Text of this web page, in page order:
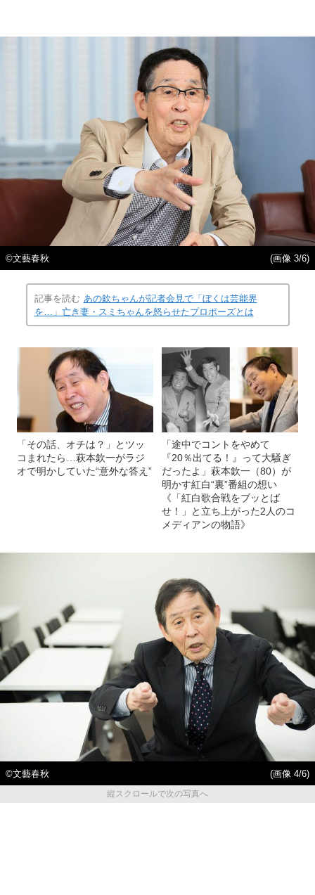
©文藝春秋 (画像 3/6)
記事を読む あの欽ちゃんが記者会見で「ぼくは芸能界
を…」亡き妻・スミちゃんを怒らせたプロポーズとは
「その話、オチは？」とツッ
コまれたら…萩本欽一がラジ
オで明かしていた“意外な答え”
「途中でコントをやめて
『20％出てる！』って大騒ぎ
だったよ」萩本欽一（80）が
明かす紅白“裏”番組の想い
《「紅白歌合戦をブッとば
せ！」と立ち上がった2人のコ
メディアンの物語》
©文藝春秋
(画像 4/6)
縦スクロールで次の写真へ